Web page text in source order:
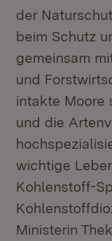
der
beim Schutz
gemeinsam
und
intakte Moore
und die
wichtige
Kohlenstoff-
Ministerin